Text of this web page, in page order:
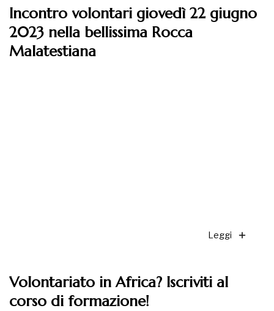
Incontro volontari giovedì 22 giugno
2023 nella bellissima Rocca
Malatestiana
Leggi
Volontariato in Africa? Iscriviti al
corso di formazione!